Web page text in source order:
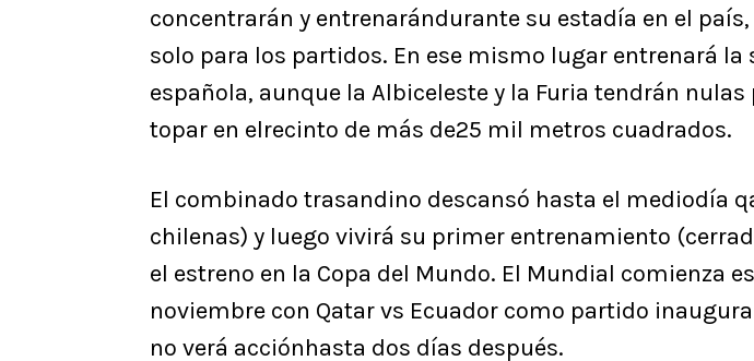
concentrarán y entrenarándurante su estadía en el
solo para los partidos. En ese mismo lugar entrenará la
española, aunque la Albiceleste y la Furia tendrán
topar en elrecinto de más de25 mil metros cuadrados.
El combinado trasandino descansó hasta el mediodía
chilenas) y luego vivirá su primer entrenamiento
el estreno en la Copa del Mundo. El Mundial comienza
noviembre con Qatar vs Ecuador como partido
no verá acciónhasta dos días después.